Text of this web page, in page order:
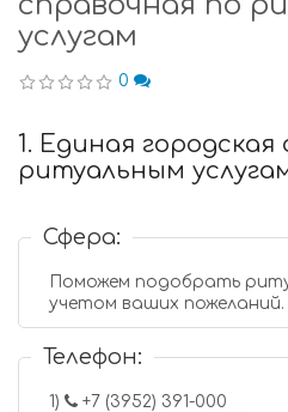
услугам
0
1. Единая
ритуальным
Сфера:
Поможем подобрать
учетом ваших пожеланий.
Телефон:
1)
+7 (3952) 391-000